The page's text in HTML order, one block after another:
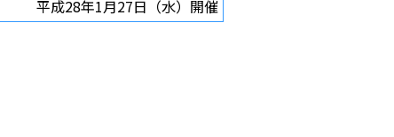
平成28年1月27日（水）開催